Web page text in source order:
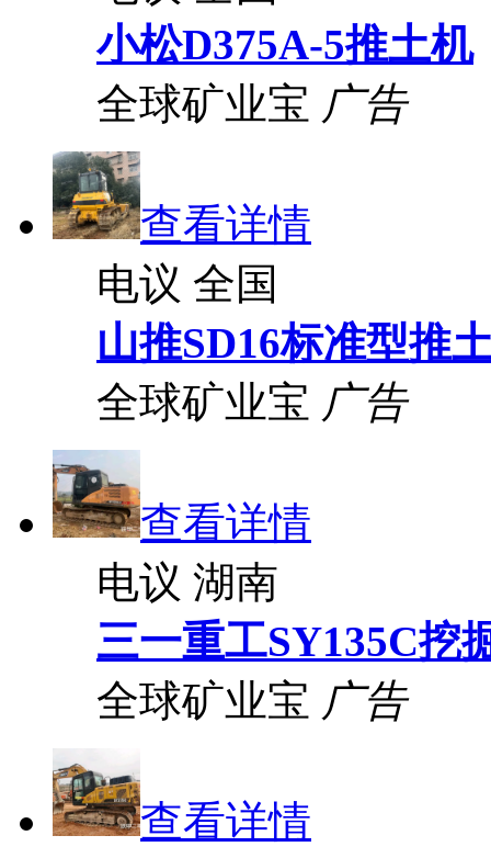
小松D375A-5推土机
全球矿业宝 广告
查看详情
电议 全国
山推SD16标准型推
全球矿业宝 广告
查看详情
电议 湖南
三一重工SY135C挖
全球矿业宝 广告
查看详情